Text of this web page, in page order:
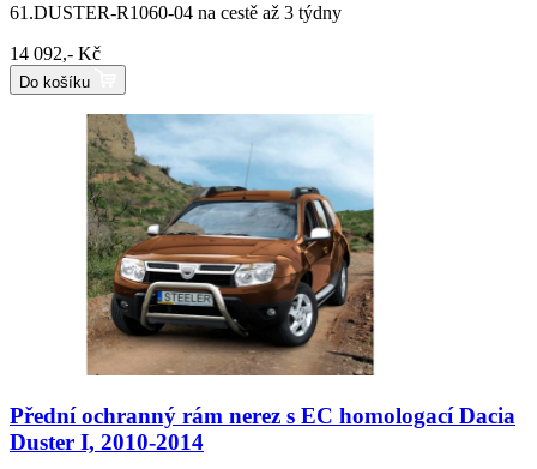
61.DUSTER-R1060-04 na cestě až 3 týdny
14 092,- Kč
Do košíku
Přední ochranný rám nerez s EC homologací Dacia
Duster I, 2010-2014